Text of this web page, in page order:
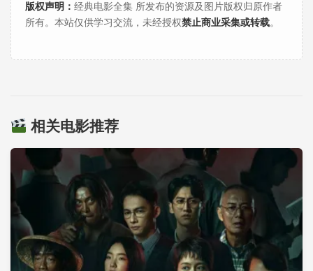
版权声明： 经典电影全集 所发布的资源及图片版权归原作者
所有。本站仅供学习交流，未经授权禁止商业采集或转载。
相关电影推荐